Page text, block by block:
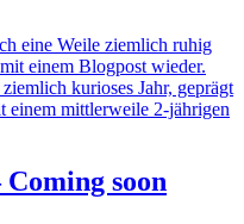
eine Weile ziemlich ruhig
einem Blogpost wieder.
kurioses Jahr, geprägt
einem mittlerweile 2-jährigen
soon